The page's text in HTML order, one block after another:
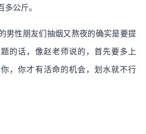
多公斤。
男性朋友们抽烟又熬夜的确实是要提
的话，像赵老师说的，首先要多上
，你才有活命的机会，划水就不行